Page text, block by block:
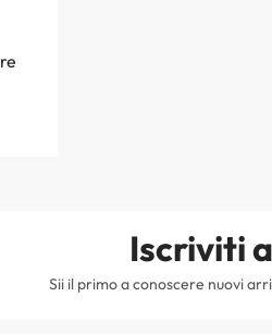
Iscriviti
Sii il primo a conoscere nuovi